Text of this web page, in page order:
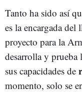
Tanto ha sido así
es la encargada del
proyecto para la
desarrolla y
sus capacidades de
momento, solo se